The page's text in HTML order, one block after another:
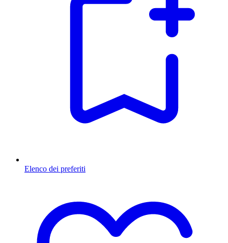
Elenco dei preferiti